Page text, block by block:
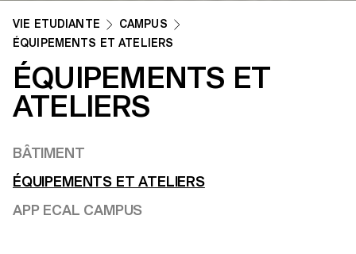
VIE ETUDIANTE
CAMPUS
ÉQUIPEMENTS ET ATELIERS
ÉQUIPEMENTS ET
ATELIERS
BÂTIMENT
ÉQUIPEMENTS ET ATELIERS
APP ECAL CAMPUS